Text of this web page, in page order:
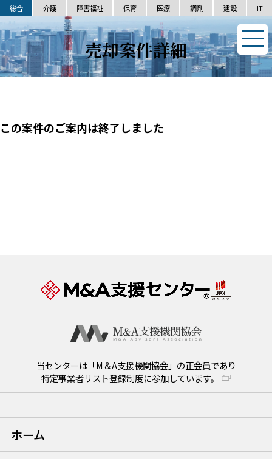
総合 介護 障害福祉 保育 医療 調剤 建設 IT
売却案件詳細
この案件のご案内は終了しました
当センターは「M＆A支援機関協会」の正会員であり
特定事業者リスト登録制度に参加しています。
ホーム